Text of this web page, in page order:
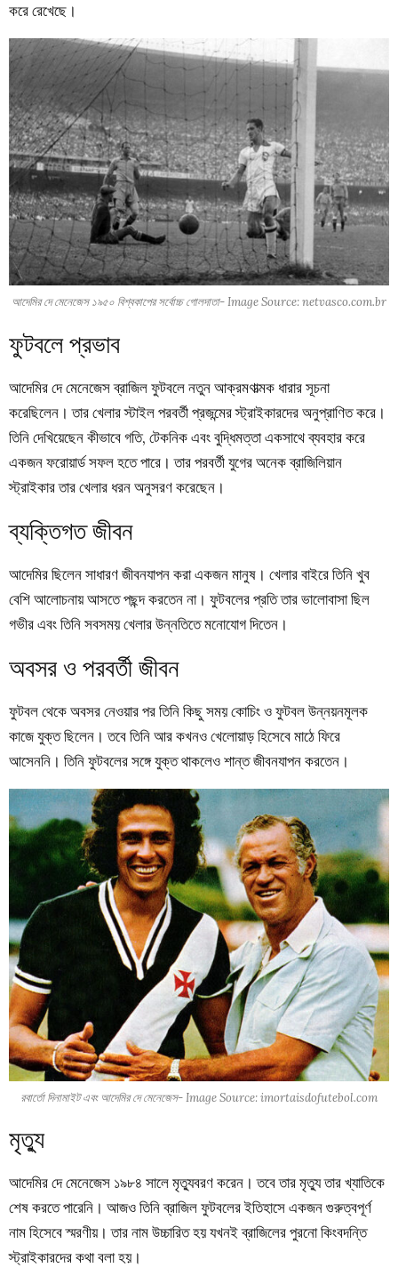
করে রেখেছে।
আদেমির দে মেনেজেস ১৯৫০ বিশ্বকাপের সর্বোচ্চ গোলদাতা- Image Source: netvasco.com.br
ফুটবলে প্রভাব
আদেমির দে মেনেজেস ব্রাজিল ফুটবলে নতুন আক্রমণাত্মক ধারার সূচনা
করেছিলেন। তার খেলার স্টাইল পরবর্তী প্রজন্মের স্ট্রাইকারদের অনুপ্রাণিত করে।
তিনি দেখিয়েছেন কীভাবে গতি, টেকনিক এবং বুদ্ধিমত্তা একসাথে ব্যবহার করে
একজন ফরোয়ার্ড সফল হতে পারে।তার পরবর্তী যুগের অনেক ব্রাজিলিয়ান
স্ট্রাইকার তার খেলার ধরন অনুসরণ করেছেন।
ব্যক্তিগত জীবন
আদেমির ছিলেন সাধারণ জীবনযাপন করা একজন মানুষ। খেলার বাইরে তিনি খুব
বেশি আলোচনায় আসতে পছন্দ করতেন না। ফুটবলের প্রতি তার ভালোবাসা ছিল
গভীর এবং তিনি সবসময় খেলার উন্নতিতে মনোযোগ দিতেন।
অবসর ও পরবর্তী জীবন
ফুটবল থেকে অবসর নেওয়ার পর তিনি কিছু সময় কোচিং ও ফুটবল উন্নয়নমূলক
কাজে যুক্ত ছিলেন। তবে তিনি আর কখনও খেলোয়াড় হিসেবে মাঠে ফিরে
আসেননি। তিনি ফুটবলের সঙ্গে যুক্ত থাকলেও শান্ত জীবনযাপন করতেন।
রবার্তো দিনামাইট এবং আদেমির দে মেনেজেস- Image Source: imortaisdofutebol.com
মৃত্যু
আদেমির দে মেনেজেস ১৯৮৪ সালে মৃত্যুবরণ করেন। তবে তার মৃত্যু তার খ্যাতিকে
শেষ করতে পারেনি। আজও তিনি ব্রাজিল ফুটবলের ইতিহাসে একজন গুরুত্বপূর্ণ
নাম হিসেবে স্মরণীয়। তার নাম উচ্চারিত হয় যখনই ব্রাজিলের পুরনো কিংবদন্তি
স্ট্রাইকারদের কথা বলা হয়।